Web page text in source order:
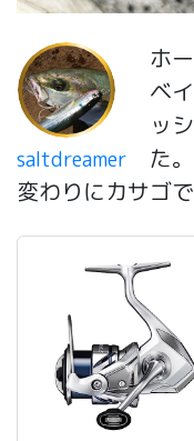
saltdreamer
ホ
ベ
ッ
た。
変わりにカサゴ